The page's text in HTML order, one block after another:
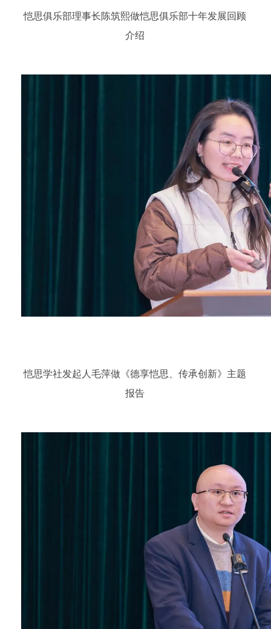
恺思俱乐部理事长陈筑熙做恺思俱乐部十年发展回顾
介绍
恺思学社发起人毛萍做《德享恺思、传承创新》主题
报告